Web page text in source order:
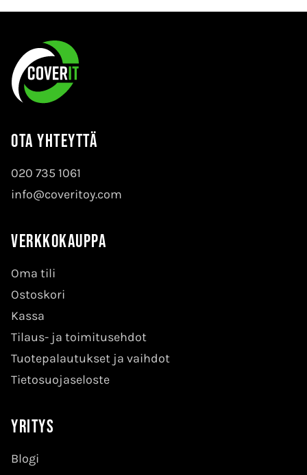
Ota yhteyttä
020 735 1061
info@coveritoy.com
Verkkokauppa
Oma tili
Ostoskori
Kassa
Tilaus- ja toimitusehdot
Tuotepalautukset ja vaihdot
Tietosuojaseloste
Yritys
Blogi